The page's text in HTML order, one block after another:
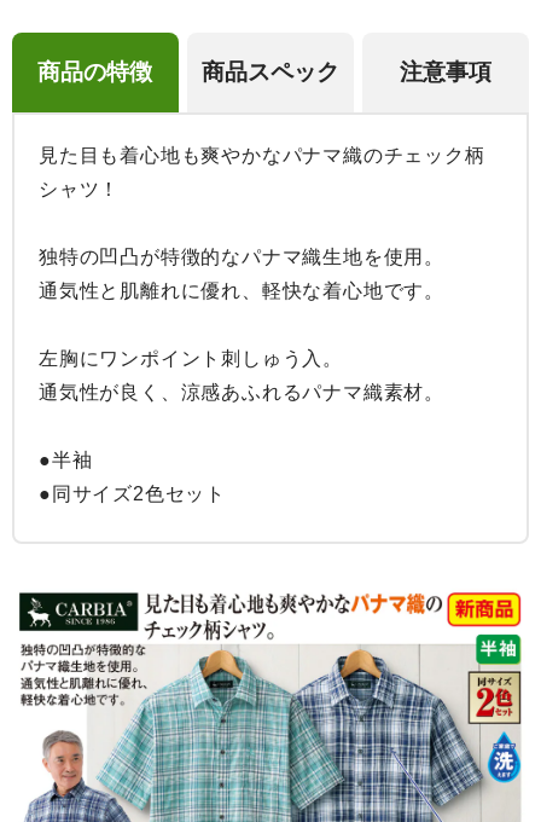
商品の特徴 商品スペック 注意事項
見た目も着心地も爽やかなパナマ織のチェック柄
シャツ！
独特の凹凸が特徴的なパナマ織生地を使用。
通気性と肌離れに優れ、軽快な着心地です。
左胸にワンポイント刺しゅう入。
通気性が良く、涼感あふれるパナマ織素材。
●半袖
●同サイズ2色セット